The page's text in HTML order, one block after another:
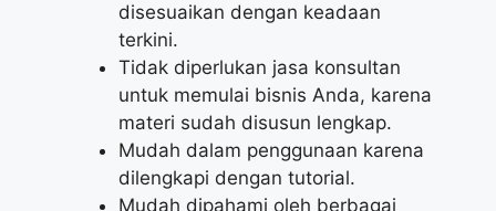
disesuaikan dengan keadaan
terkini.
Tidak diperlukan jasa konsultan
untuk memulai bisnis Anda, karena
materi sudah disusun lengkap.
Mudah dalam penggunaan karena
dilengkapi dengan tutorial.
Mudah dipahami oleh berbagai